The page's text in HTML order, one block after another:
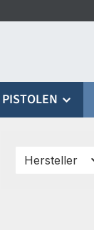
PISTOLEN
Hersteller